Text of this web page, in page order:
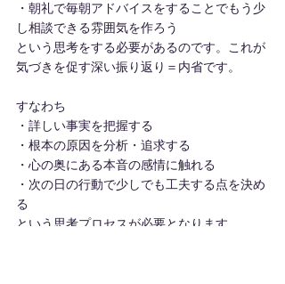
・朝礼で毎朝アドバイスをすることでもう少
し相談できる雰囲気を作ろう
という思考をする必要があるのです。これが
気づきを促す深い振り返り＝内省です。
すなわち
・詳しい事実を把握する
・根本の原因を分析・追求する
・心の奥にある本音の感情に触れる
・次の日の行動で少しでも工夫する点を決め
る
という思考プロセスが必要となります。